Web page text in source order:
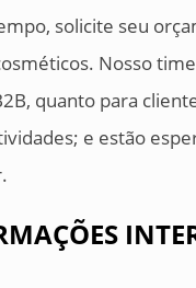
solicite seu
Nosso
quanto para
e estão